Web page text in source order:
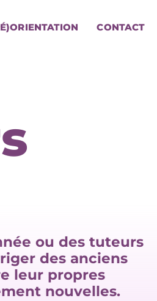
CONTACT
ou des tuteurs
des anciens
leur propres
nouvelles.